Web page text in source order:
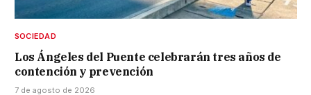
SOCIEDAD
Los Ángeles del Puente celebrarán tres años de
contención y prevención
7 de agosto de 2026